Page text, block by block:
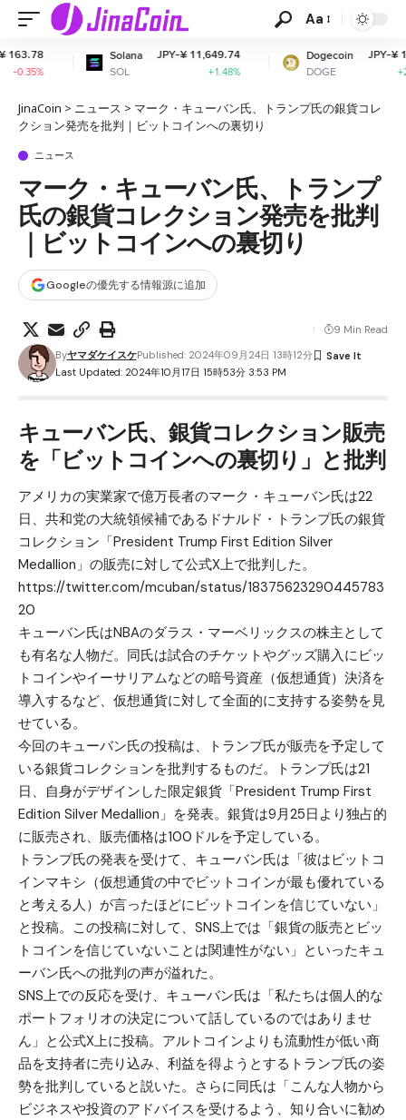
Aa
Solana
SOL
JPY-¥ 11,649.74
+1.48%
Dogecoin
DOGE
JPY-¥ 11.03
+2.43%
JinaCoin > ニュース > マーク・キューバン氏、トランプ氏の銀貨コレ
クション発売を批判｜ビットコインへの裏切り
ニュース
マーク・キューバン氏、トランプ
氏の銀貨コレクション発売を批判
｜ビットコインへの裏切り
Googleの優先する情報源に追加
Last Updated: 2024年10月17日 15時53分 3:53 PM
ByヤマダケイスケPublished: 2024年09月24日 13時12分
9 Min Read
キューバン氏、銀貨コレクション販売
を「ビットコインへの裏切り」と批判
アメリカの実業家で億万長者のマーク・キューバン氏は22
日、共和党の大統領候補であるドナルド・トランプ氏の銀貨
コレクション「President Trump First Edition Silver
Medallion」の販売に対して公式X上で批判した。
https://twitter.com/mcuban/status/18375623290445783
20
キューバン氏はNBAのダラス・マーベリックスの株主として
も有名な人物だ。同氏は試合のチケットやグッズ購入にビッ
トコインやイーサリアムなどの暗号資産（仮想通貨）決済を
導入するなど、仮想通貨に対して全面的に支持する姿勢を見
せている。
今回のキューバン氏の投稿は、トランプ氏が販売を予定して
いる銀貨コレクションを批判するものだ。トランプ氏は21
日、自身がデザインした限定銀貨「President Trump First
Edition Silver Medallion」を発表。銀貨は9月25日より独占的
に販売され、販売価格は100ドルを予定している。
トランプ氏の発表を受けて、キューバン氏は「彼はビットコ
インマキシ（仮想通貨の中でビットコインが最も優れている
と考える人）が言ったほどにビットコインを信じていない」
と投稿。この投稿に対して、SNS上では「銀貨の販売とビッ
トコインを信じていないことは関連性がない」といったキュ
ーバン氏への批判の声が溢れた。
SNS上での反応を受け、キューバン氏は「私たちは個人的な
ポートフォリオの決定について話しているのではありませ
ん」と公式X上に投稿。アルトコインよりも流動性が低い商
品を支持者に売り込み、利益を得ようとするトランプ氏の姿
勢を批判していると説いた。さらに同氏は「こんな人物から
ビジネスや投資のアドバイスを受けるよう、知り合いに勧め